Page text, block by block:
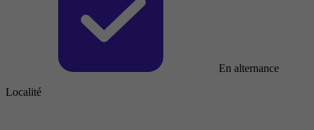
En alternance
Localité